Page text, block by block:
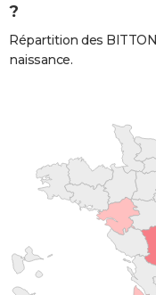
?
Répartition des
naissance.